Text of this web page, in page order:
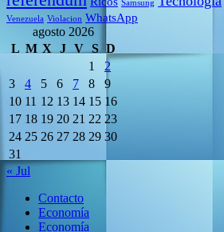
Samsung
Venezuela Violacion WhatsApp
agosto 2026
L M X J V S D
1
2
3
4 5 6 7 8
9
10 11 12 13 14 15 16
17 18 19 20 21 22 23
24 25 26 27 28 29 30
31
« Jul
Contacto
Economía
Economía